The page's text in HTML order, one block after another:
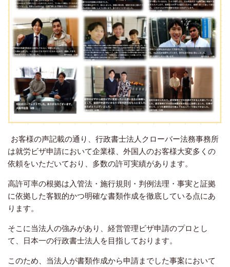
お客様の声記載の通り、行政書士法人クローバー法務事務所
は就労ビザ申請において企業様、外国人のお客様大変多くの
依頼をいただいており、多数の許可実績があります。
高許可率の根拠は入管法・施行規則・判例法理・事実と証拠
に依拠した客観的かつ明確な書類作成を徹底している点にあ
ります。
そこに当法人の強みがあり、経営管理ビザ申請のプロとし
て、日本一の行政書士法人を目指しております。
このため、当法人が書類作成から申請までした事案において